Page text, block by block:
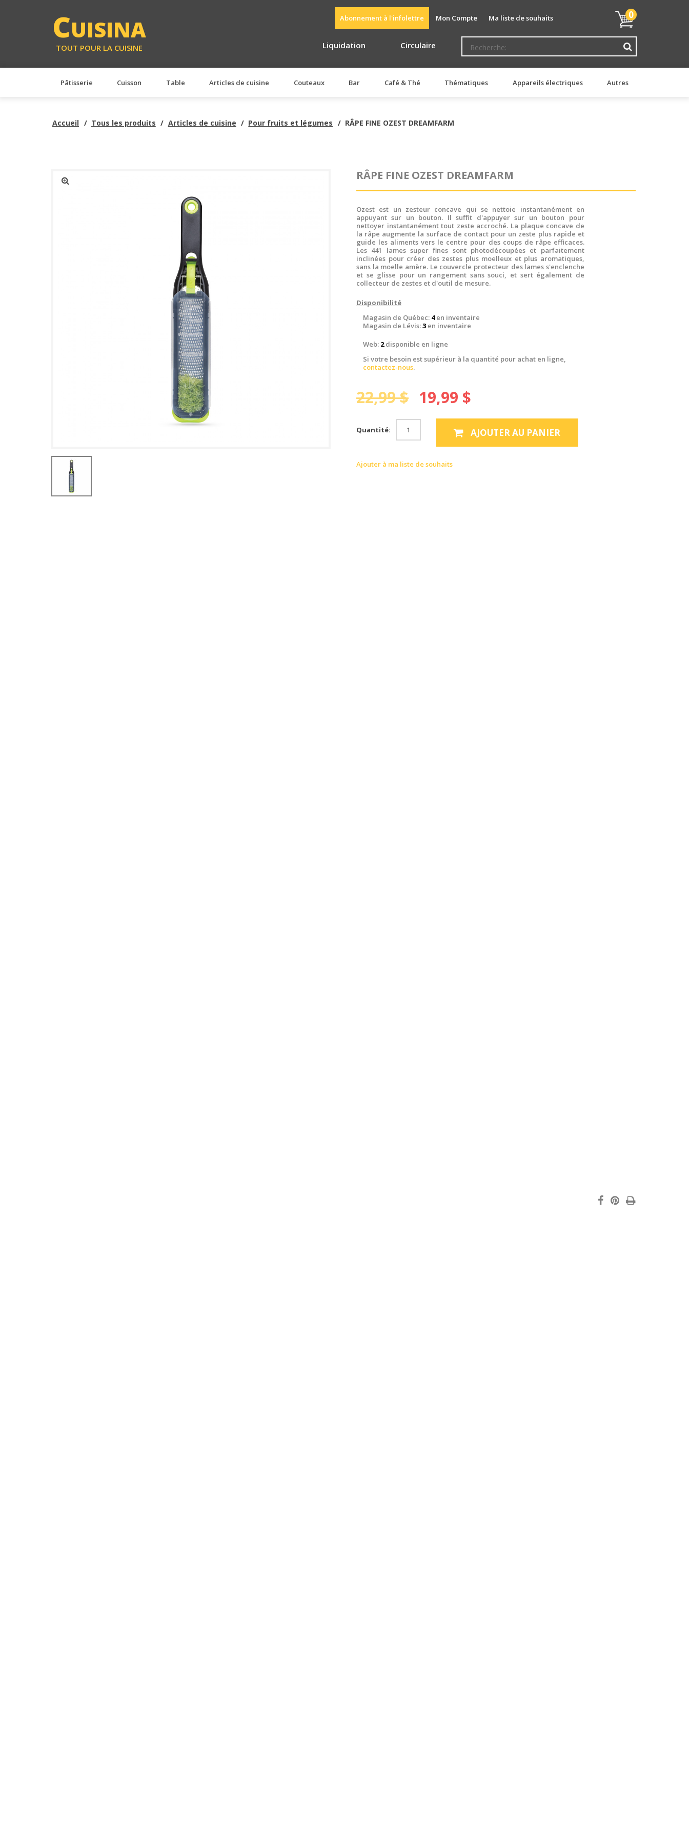
CUISINA
TOUT POUR LA CUISINE
Mon
panier
0
Abonnement à l'infolettre Mon Compte Ma liste de souhaits
Liquidation Circulaire
Pâtisserie Cuisson Table Articles de cuisine Couteaux Bar Café & Thé Thématiques Appareils électriques Autres
Accueil Tous les produits Articles de cuisine Pour fruits et légumes RÂPE FINE OZEST DREAMFARM
RÂPE FINE OZEST DREAMFARM
Ozest est un zesteur concave qui se nettoie instantanément en
appuyant sur un bouton. Il suffit d'appuyer sur un bouton pour
nettoyer instantanément tout zeste accroché. La plaque concave de
la râpe augmente la surface de contact pour un zeste plus rapide et
guide les aliments vers le centre pour des coups de râpe efficaces.
Les 441 lames super fines sont photodécoupées et parfaitement
inclinées pour créer des zestes plus moelleux et plus aromatiques,
sans la moelle amère. Le couvercle protecteur des lames s'enclenche
et se glisse pour un rangement sans souci, et sert également de
collecteur de zestes et d'outil de mesure.
Disponibilité
Magasin de Québec: 4en inventaire
Magasin de Lévis:3 en inventaire
Web: 2disponible en ligne
Si votre besoin est supérieur à la quantité pour achat en ligne,
contactez-nous.
22,99 $ 19,99 $
Quantité: AJOUTER AU PANIER
Ajouter à ma liste de souhaits